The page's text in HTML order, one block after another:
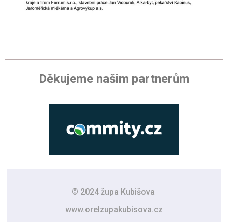
Děkujeme našim partnerům
© 2024 župa Kubišova
www.orelzupakubisova.cz